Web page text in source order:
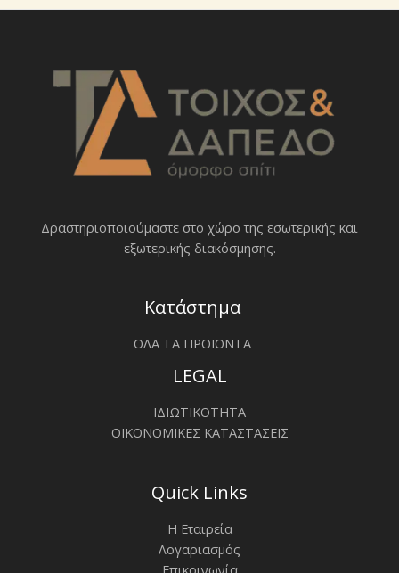
Δραστηριοποιoύμαστε στο χώρο της εσωτερικής και
εξωτερικής διακόσμησης.
Κατάστημα
ΟΛΑ ΤΑ ΠΡΟΪΟΝΤΑ
LEGAL
ΙΔΙΩΤΙΚΟΤΗΤΑ
ΟΙΚΟΝΟΜΙΚΕΣ ΚΑΤΑΣΤΑΣΕΙΣ
Quick Links
Η Εταιρεία
Λογαριασμός
Επικοινωνία